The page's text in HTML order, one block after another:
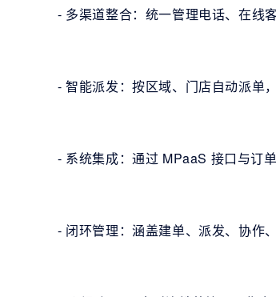
- 多渠道整合：统一管理电话、在线
- 智能派发：按区域、门店自动派单
- 系统集成：通过 MPaaS 接口与订
- 闭环管理：涵盖建单、派发、协作